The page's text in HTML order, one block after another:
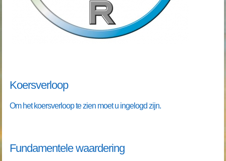
Koersverloop
Om het koersverloop te zien moet u ingelogd zijn.
Fundamentele waardering